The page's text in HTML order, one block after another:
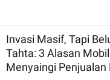
Invasi Masif, Tapi
Tahta: 3 Alasan
Menyaingi